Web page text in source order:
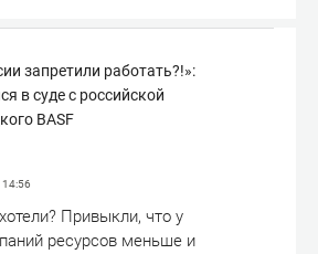
запретили работать?!»:
в суде с российской
BASF
14:56
Привыкли, что у
ресурсов меньше и